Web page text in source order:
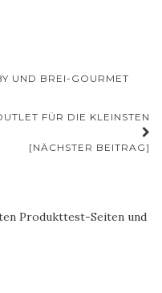
UND BREI-GOURMET
FÜR DIE KLEINSTEN
[NÄCHSTER BEITRAG]